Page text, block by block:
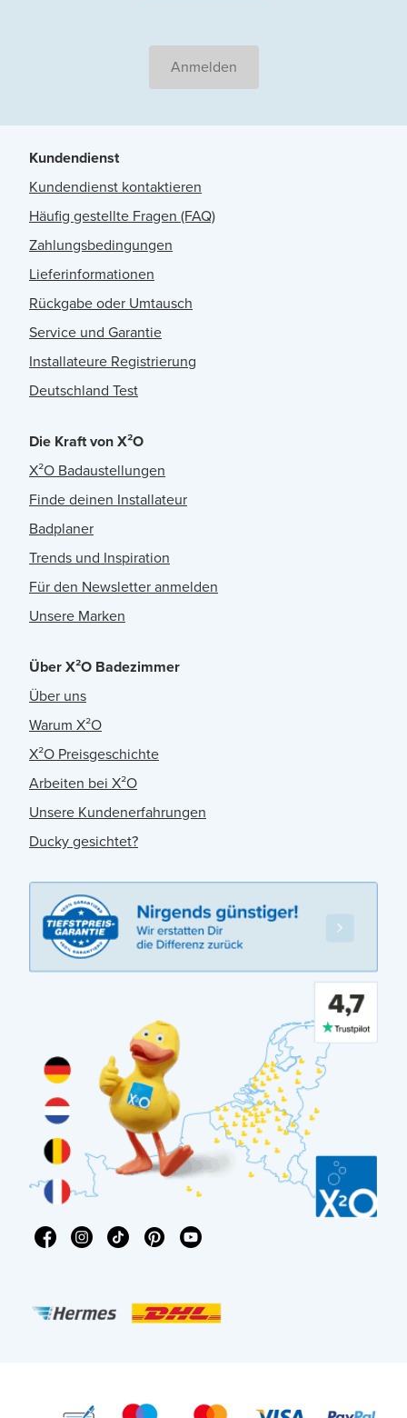
Anmelden
Kundendienst
Kundendienst kontaktieren
Häufig gestellte Fragen (FAQ)
Zahlungsbedingungen
Lieferinformationen
Rückgabe oder Umtausch
Service und Garantie
Installateure Registrierung
Deutschland Test
Die Kraft von X²O
X²O Badaustellungen
Finde deinen Installateur
Badplaner
Trends und Inspiration
Für den Newsletter anmelden
Unsere Marken
Über X²O Badezimmer
Über uns
Warum X²O
X²O Preisgeschichte
Arbeiten bei X²O
Unsere Kundenerfahrungen
Ducky gesichtet?